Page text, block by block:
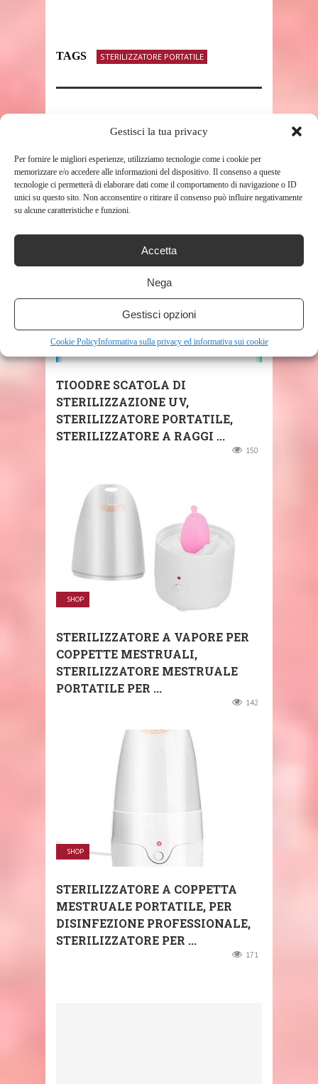
Gestisci la tua privacy
Per fornire le migliori esperienze, utilizziamo tecnologie come i cookie per
memorizzare e/o accedere alle informazioni del dispositivo. Il consenso a queste
tecnologie ci permetterà di elaborare dati come il comportamento di navigazione o ID
unici su questo sito. Non acconsentire o ritirare il consenso può influire negativamente
su alcune caratteristiche e funzioni.
Accetta
Nega
Gestisci opzioni
Cookie PolicyInformativa sulla privacy ed informativa sui cookie
TAGS STERILIZZATORE PORTATILE
RELATED POSTS
SHOP
TIOODRE SCATOLA DI
STERILIZZAZIONE UV,
STERILIZZATORE PORTATILE,
STERILIZZATORE A RAGGI ...
150
SHOP
STERILIZZATORE A VAPORE PER
COPPETTE MESTRUALI,
STERILIZZATORE MESTRUALE
PORTATILE PER ...
142
SHOP
STERILIZZATORE A COPPETTA
MESTRUALE PORTATILE, PER
DISINFEZIONE PROFESSIONALE,
STERILIZZATORE PER ...
171